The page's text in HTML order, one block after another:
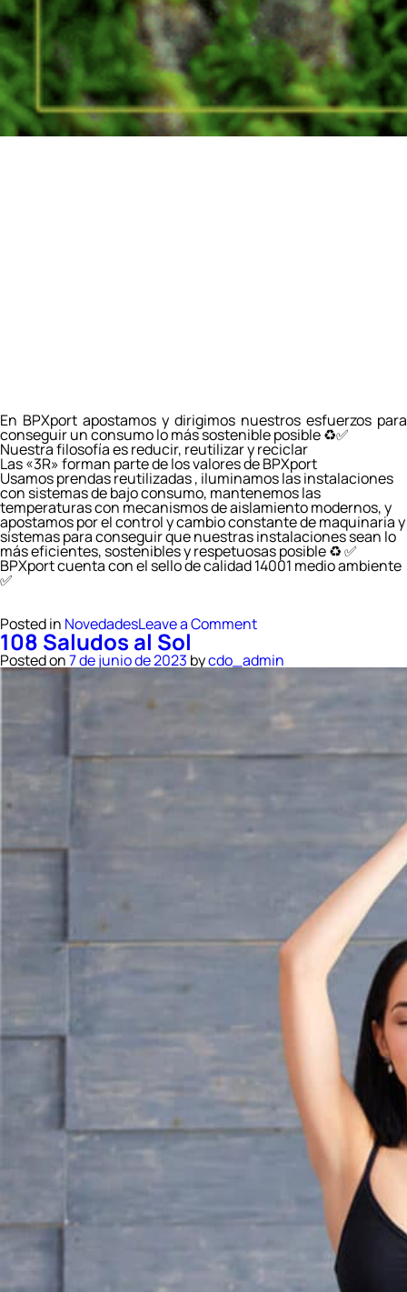
En BPXport apostamos y dirigimos nuestros esfuerzos para
conseguir un consumo lo más sostenible posible ♻️✅
Nuestra filosofía es reducir, reutilizar y reciclar
Las «3R» forman parte de los valores de BPXport
Usamos prendas reutilizadas , iluminamos las instalaciones
con sistemas de bajo consumo, mantenemos las
temperaturas con mecanismos de aislamiento modernos, y
apostamos por el control y cambio constante de maquinaria y
sistemas para conseguir que nuestras instalaciones sean lo
más eficientes, sostenibles y respetuosas posible ♻️ ✅
BPXport cuenta con el sello de calidad 14001 medio ambiente
✅
Posted in NovedadesLeave a Commenton
del
Medio
108 Saludos al Sol
Posted on7 de junio de 2023 bycdo_admin